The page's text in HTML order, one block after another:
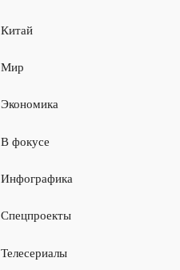
Китай
Мир
Экономика
В фокусе
Инфографика
Спецпроекты
Телесериалы